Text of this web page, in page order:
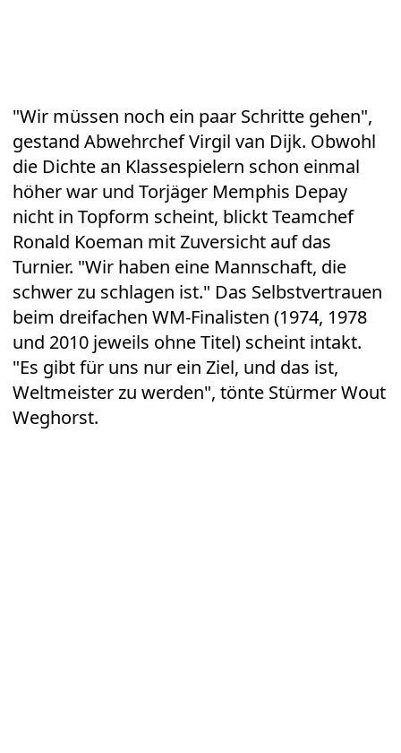
"Wir müssen noch ein paar Schritte gehen",
gestand Abwehrchef Virgil van Dijk. Obwohl
die Dichte an Klassespielern schon einmal
höher war und Torjäger Memphis Depay
nicht in Topform scheint, blickt Teamchef
Ronald Koeman mit Zuversicht auf das
Turnier. "Wir haben eine Mannschaft, die
schwer zu schlagen ist." Das Selbstvertrauen
beim dreifachen WM-Finalisten (1974, 1978
und 2010 jeweils ohne Titel) scheint intakt.
"Es gibt für uns nur ein Ziel, und das ist,
Weltmeister zu werden", tönte Stürmer Wout
Weghorst.